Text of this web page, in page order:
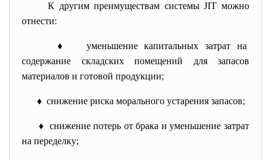
К другим преимуществам системы JIT можно
отнести:
♦ уменьшение капитальных затрат на
содержание складских помещений для запасов
материалов и готовой продукции;
♦ снижение риска морального устарения запасов;
♦ снижение потерь от брака и уменьшение затрат
на переделку;